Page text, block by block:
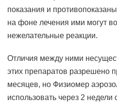
показания и
на фоне лечения ими могут
нежелательные реакции.
Отличия между ними
этих препаратов разрешено
месяцев, но Физиомер
использовать через 2